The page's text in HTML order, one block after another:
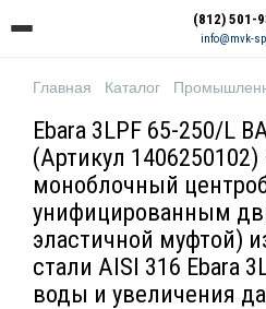
(812) 501-
info@mvk-
Главная Каталог
Ebara 3LPF 65-250/L
(Артикул
моноблочный
унифицированным
эластичной муфтой)
стали AISI 316 Ebara
воды и увеличения